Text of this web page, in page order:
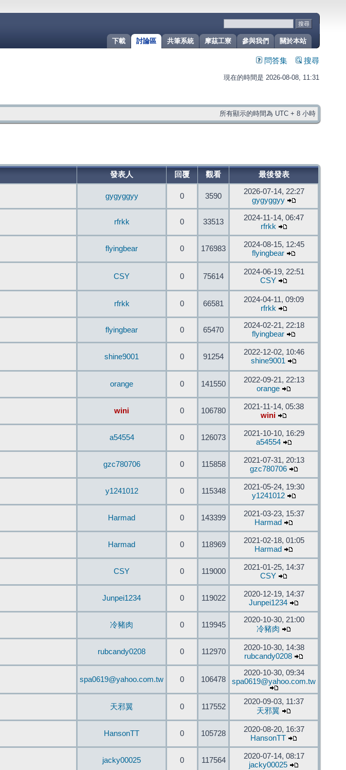
關於本站
參與我們
摩茲工寮
共筆系統
討論區
下載
問答集 搜尋
現在的時間是 2026-08-08, 11:31
所有顯示的時間為 UTC + 8 小時
發表人 回覆 觀看 最後發表
gygyggyy 0 3590
2026-07-14, 22:27
gygyggyy
rfrkk 0 33513
2024-11-14, 06:47
rfrkk
flyingbear 0 176983
2024-08-15, 12:45
flyingbear
CSY 0 75614
2024-06-19, 22:51
CSY
rfrkk 0 66581
2024-04-11, 09:09
rfrkk
flyingbear 0 65470
2024-02-21, 22:18
flyingbear
shine9001 0 91254
2022-12-02, 10:46
shine9001
orange 0 141550
2022-09-21, 22:13
orange
wini 0 106780
2021-11-14, 05:38
wini
a54554 0 126073
2021-10-10, 16:29
a54554
gzc780706 0 115858
2021-07-31, 20:13
gzc780706
y1241012 0 115348
2021-05-24, 19:30
y1241012
Harmad 0 143399
2021-03-23, 15:37
Harmad
Harmad 0 118969
2021-02-18, 01:05
Harmad
CSY 0 119000
2021-01-25, 14:37
CSY
Junpei1234 0 119022
2020-12-19, 14:37
Junpei1234
冷豬肉 0 119945
2020-10-30, 21:00
冷豬肉
rubcandy0208 0 112970
2020-10-30, 14:38
rubcandy0208
spa0619@yahoo.com.tw 0 106478
2020-10-30, 09:34
spa0619@yahoo.com.tw
天邪翼 0 117552
2020-09-03, 11:37
天邪翼
HansonTT 0 105728
2020-08-20, 16:37
HansonTT
jacky00025 0 117564
2020-07-14, 08:17
jacky00025